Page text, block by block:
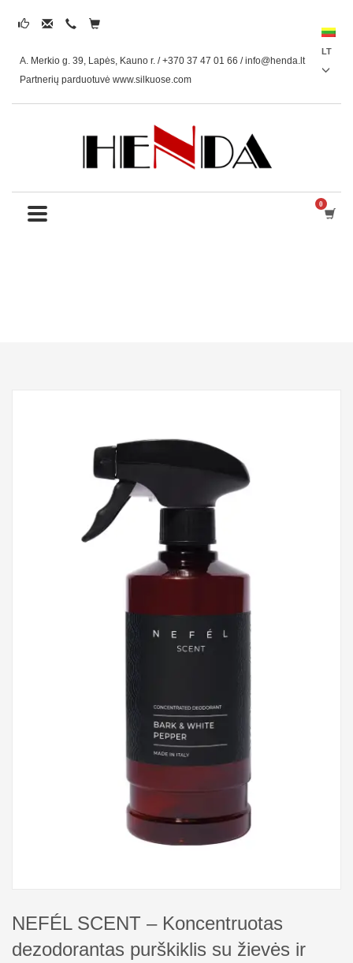
A. Merkio g. 39, Lapės, Kauno r. / +370 37 47 01 66 /info@henda.lt
Partnerių parduotuvė www.silkuose.com
LT
NEFÉL SCENT – Koncentruotas
dezodorantas purškiklis su žievės ir